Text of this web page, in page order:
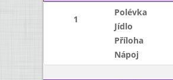
1
Polévka
Jídlo
Příloha
Nápoj